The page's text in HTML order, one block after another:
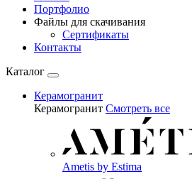
Портфолио
Файлы для скачивания
Сертификаты
Контакты
Каталог
Керамогранит
Керамогранит Смотреть все
Ametis by Estima